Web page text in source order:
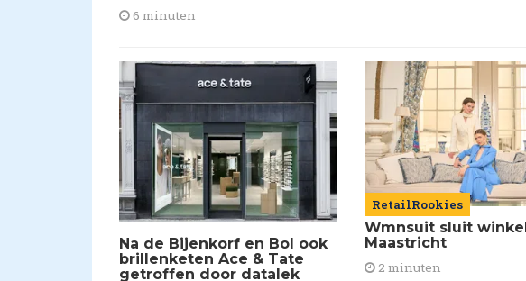
6 minuten
Na de Bijenkorf en Bol ook
brillenketen Ace & Tate
getroffen door datalek
RetailRookies
Wmnsuit sluit
Maastricht
2 minuten